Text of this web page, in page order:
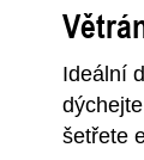
Ideální
šetřete